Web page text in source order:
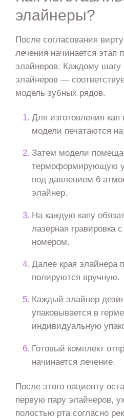
элайнеры?
После согласования
лечения начинается этап
элайнеров. Каждому
элайнеров —
модель зубных рядов.
Для изготовления
модели печатаются
Затем модели
термоформирующую
под давлением 6
элайнер.
На каждую капу
лазерная гравировка
номером.
Далее края элайнера
полируются вручную.
Каждый элайнер
упаковывается в
индивидуальную
Готовый комплект
начинается лечение.
После этого пациенту
первую пару элайнеров,
полостью рта согласно